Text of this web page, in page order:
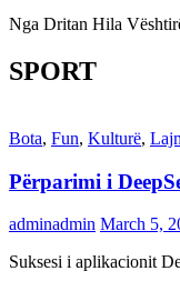
Nga Dritan Hila
SPORT
Bota, Fun, Kulturë,
Përparimi i
adminadmin March 5,
Suksesi i aplikacionit